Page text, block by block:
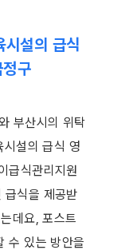
시설의 급식
구
부산시의 위탁
설의 급식 영
급식관리지원
급식을 제공받
데요, 포스트
수 있는 방안을